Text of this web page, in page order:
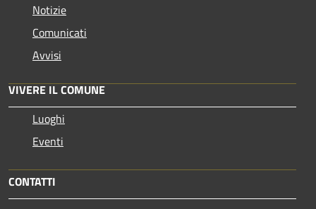
Notizie
Comunicati
Avvisi
VIVERE IL COMUNE
Luoghi
Eventi
CONTATTI